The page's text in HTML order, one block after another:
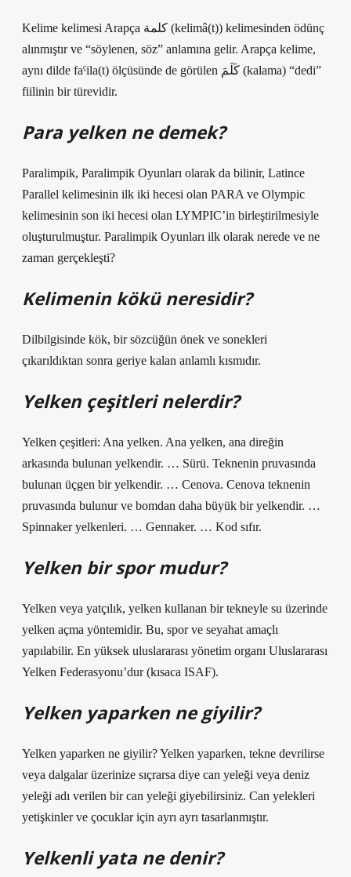
Kelime kelimesi Arapça كلمة (kelimâ(t)) kelimesinden ödünç
alınmıştır ve “söylenen, söz” anlamına gelir. Arapça kelime,
aynı dilde faˁila(t) ölçüsünde de görülen كَلَمَ (kalama) “dedi”
fiilinin bir türevidir.
Para yelken ne demek?
Paralimpik, Paralimpik Oyunları olarak da bilinir, Latince
Parallel kelimesinin ilk iki hecesi olan PARA ve Olympic
kelimesinin son iki hecesi olan LYMPIC’in birleştirilmesiyle
oluşturulmuştur. Paralimpik Oyunları ilk olarak nerede ve ne
zaman gerçekleşti?
Kelimenin kökü neresidir?
Dilbilgisinde kök, bir sözcüğün önek ve sonekleri
çıkarıldıktan sonra geriye kalan anlamlı kısmıdır.
Yelken çeşitleri nelerdir?
Yelken çeşitleri: Ana yelken. Ana yelken, ana direğin
arkasında bulunan yelkendir. … Sürü. Teknenin pruvasında
bulunan üçgen bir yelkendir. … Cenova. Cenova teknenin
pruvasında bulunur ve bomdan daha büyük bir yelkendir. …
Spinnaker yelkenleri. … Gennaker. … Kod sıfır.
Yelken bir spor mudur?
Yelken veya yatçılık, yelken kullanan bir tekneyle su üzerinde
yelken açma yöntemidir. Bu, spor ve seyahat amaçlı
yapılabilir. En yüksek uluslararası yönetim organı Uluslararası
Yelken Federasyonu’dur (kısaca ISAF).
Yelken yaparken ne giyilir?
Yelken yaparken ne giyilir? Yelken yaparken, tekne devrilirse
veya dalgalar üzerinize sıçrarsa diye can yeleği veya deniz
yeleği adı verilen bir can yeleği giyebilirsiniz. Can yelekleri
yetişkinler ve çocuklar için ayrı ayrı tasarlanmıştır.
Yelkenli yata ne denir?